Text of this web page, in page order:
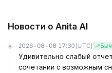
Новости о Anita AI
2026-08-08 17:30 (UTC)
Удивительно слабый
сочетании с возможным